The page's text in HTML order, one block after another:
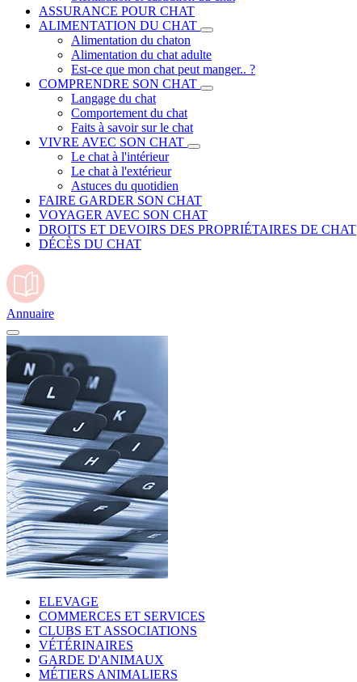
ASSURANCE POUR CHAT
ALIMENTATION DU CHAT
Alimentation du chaton
Alimentation du chat adulte
Est-ce que mon chat peut manger.. ?
COMPRENDRE SON CHAT
Langage du chat
Comportement du chat
Faits à savoir sur le chat
VIVRE AVEC SON CHAT
Le chat à l'intérieur
Le chat à l'extérieur
Astuces du quotidien
FAIRE GARDER SON CHAT
VOYAGER AVEC SON CHAT
DROITS ET DEVOIRS DES PROPRIÉTAIRES DE CHAT
DÉCÈS DU CHAT
Annuaire
ELEVAGE
COMMERCES ET SERVICES
CLUBS ET ASSOCIATIONS
VÉTÉRINAIRES
GARDE D'ANIMAUX
MÉTIERS ANIMALIERS